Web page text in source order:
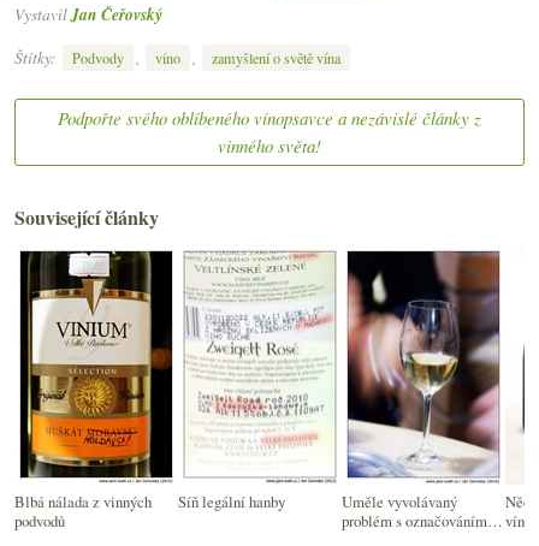
Vystavil Jan Čeřovský
Štítky:
Podvody , víno , zamyšlení o světě vína
Podpořte svého oblíbeného vínopsavce a nezávislé články z
vinného světa!
Související články
Blbá nálada z vinných
podvodů
Síň legální hanby
Uměle vyvolávaný
problém s označováním